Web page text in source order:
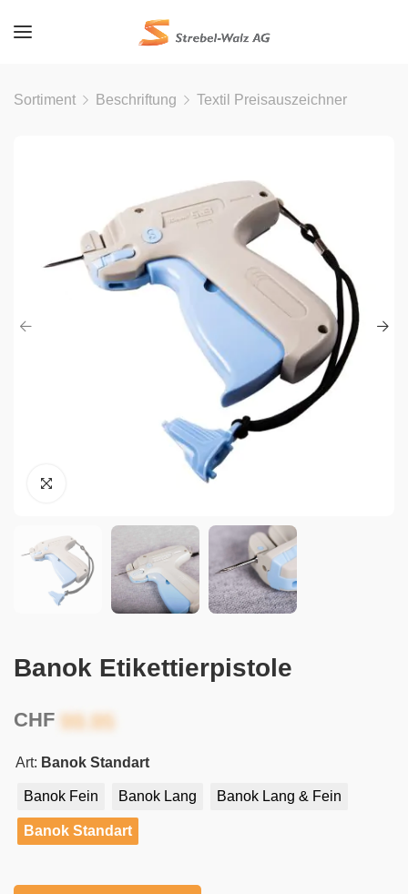
Sortiment Beschriftung Textil Preisauszeichner
Banok Etikettierpistole
CHF
Art: Banok Standart
Banok Fein Banok Lang Banok Lang & Fein
Banok Standart